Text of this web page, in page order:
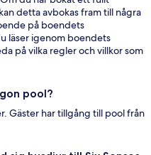
detta avbokas fram till några
på boendets
läser igenom boendets
på vilka regler och villkor som
pool?
Gäster har tillgång till pool från